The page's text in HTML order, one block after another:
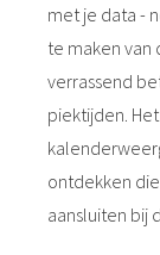
met je data -
te maken van
verrassend
piektijden.
ontdekken
aansluiten bij